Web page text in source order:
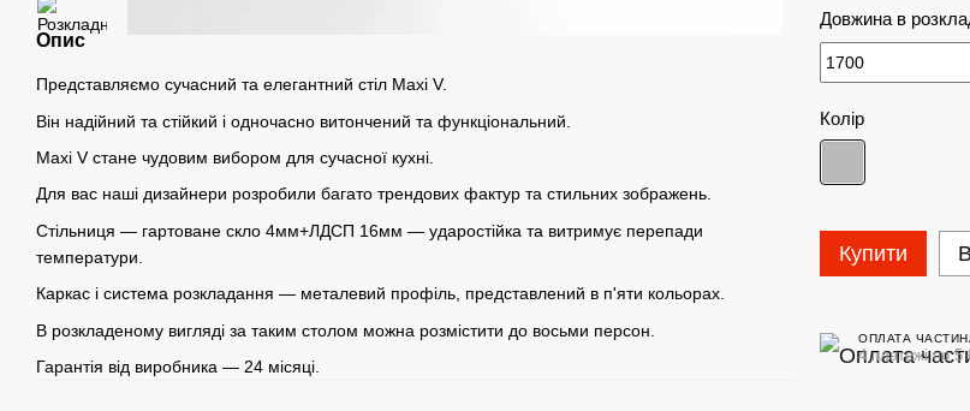
Опис
Представляємо сучасний та елегантний стіл Maxi V.
Він надійний та стійкий і одночасно витончений та функціональний.
Maxi V стане чудовим вибором для сучасної кухні.
Для вас наші дизайнери розробили багато трендових фактур та стильних зображень.
Стільниця — гартоване скло 4мм+ЛДСП 16мм — ударостійка та витримує перепади
температури.
Каркас і система розкладання — металевий профіль, представлений в п'яти кольорах.
В розкладеному вигляді за таким столом можна розмістити до восьми персон.
Гарантія від виробника — 24 місяці.
Довжина в
Колір
Купити
ОПЛАТА
4 платежі по 5